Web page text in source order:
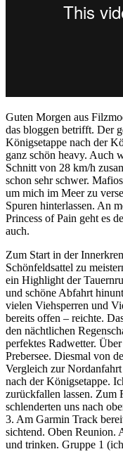
Guten Morgen aus
das bloggen betrifft. Der
Königsetappe nach der
ganz schön heavy. Auch
Schnitt von 28 km/h
schon sehr schwer.
um mich im Meer zu
Spuren hinterlassen. An
Princess of Pain geht es
auch.
Zum Start in der
Schönfeldsattel zu
ein Highlight der
und schöne Abfahrt
vielen Viehsperren und
bereits offen – reichte.
den nächtlichen
perfektes Radwetter.
Prebersee. Diesmal von
Vergleich zur
nach der Königsetappe.
zurückfallen lassen. Zum
schlenderten uns nach
3. Am Garmin Track
sichtend. Oben Reunion.
und trinken. Gruppe 1